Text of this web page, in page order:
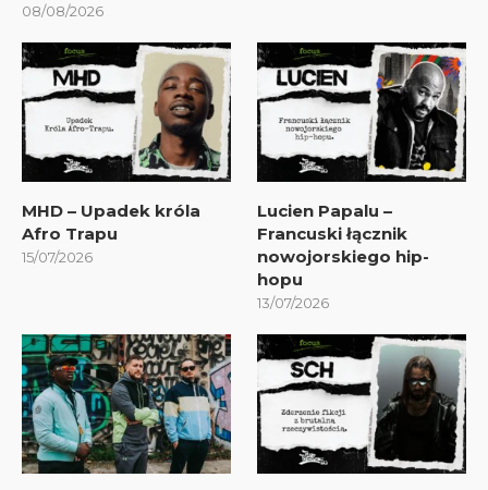
08/08/2026
MHD – Upadek króla
Afro Trapu
15/07/2026
Lucien Papalu –
Francuski łącznik
nowojorskiego hip-
hopu
13/07/2026